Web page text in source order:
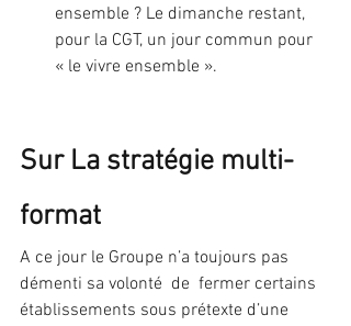
ensemble ? Le dimanche restant,
pour la CGT, un jour commun pour
« le vivre ensemble ».
Sur La stratégie multi-
format
A ce jour le Groupe n’a toujours pas
démenti sa volonté  de  fermer certains
établissements sous prétexte d’une